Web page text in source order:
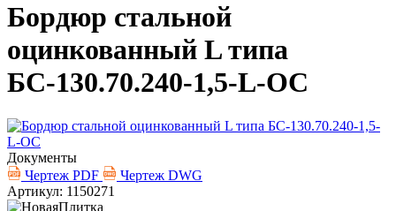
Бордюр стальной
оцинкованный L типа
БС-130.70.240-1,5-L-ОС
Документы
Чертеж PDF
Чертеж DWG
Артикул: 1150271